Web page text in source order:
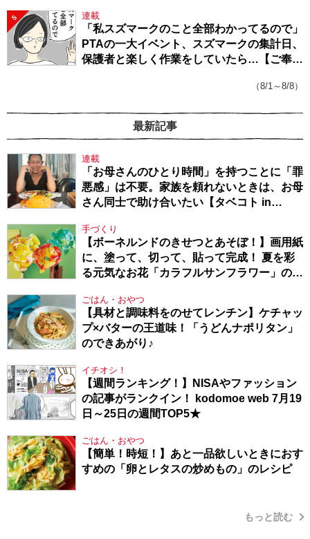
5 連載
「私スズマークのこと全部わかってるので」
PTAの一大イベント、スズマークの集計日、
保護者と楽しく作業をしていたら…【ご奉仕
（8/1～8/8）
最新記事
連載
「お母さんのひとり時間」を持つことに「罪
悪感」は不要。家族を頼れないときは、お母
さん同士で助け合いたい【タベコト in
手づくり
【ボーネルンドのきせつとあそぼ！】画用紙
に、塗って、切って、貼って完成！ 夏を彩
る元気なお花「カラフルサンフラワー」の作
ごはん・おやつ
【具材と調味料をのせてレンチン】ケチャッ
プ×バターの王道味！「うどんナポリタン」
のできあがり♪
イチオシ！
【週間ランキング！】NISAやファッション
の記事がランクイン！ kodomoe web 7月19
日～25日の週間TOP5★
ごはん・おやつ
【簡単！時短！】あと一品欲しいときにおす
すめの「卵とレタスの炒めもの」のレシピ
もっと読む